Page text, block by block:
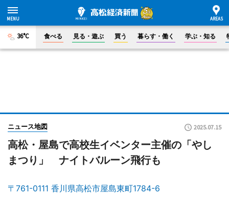
36°C 食べる 見る・遊ぶ 買う 暮らす・働く 学ぶ・知る
ニュース地図 2025.07.15
高松・屋島で高校生イベンター主催の「やし
まつり」 ナイトバルーン飛行も
〒761-0111 香川県高松市屋島東町1784-6